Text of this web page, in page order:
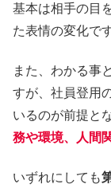
基本は相手の目
た表情の変化です
また、わかる事
すが、社員登用
いるのが前提と
務や環境、人間
いずれにしても